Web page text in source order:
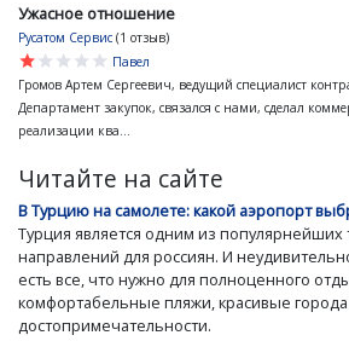
Ужасное отношение
Русатом Сервис (1 отзыв)
star
star
star
star
star
Павел
Громов Артем Сергеевич, ведущий специалист
Департамент закупок, связался с нами, сделал
реализации ква...
Читайте на сайте
В Турцию на самолете: какой аэропорт
Турция является одним из популярнейших
направлений для россиян. И
есть все, что нужно для полноценного
комфортабельные пляжи, красивые
достопримечательности.